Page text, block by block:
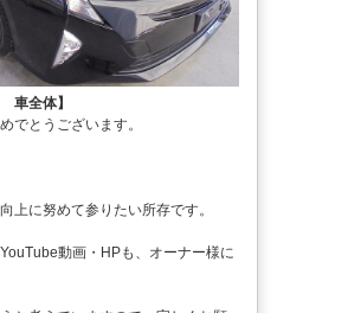
車全体】
でとうございます。
上に努めて参りたい所存です。
動画・HPも、オーナー様に